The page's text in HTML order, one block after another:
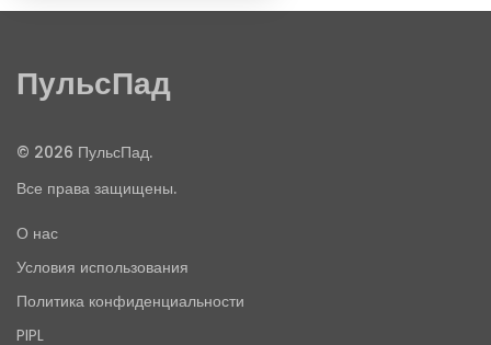
ПульсПад
© 2026 ПульсПад.
Все права защищены.
О нас
Условия использования
Политика конфиденциальности
PIPL